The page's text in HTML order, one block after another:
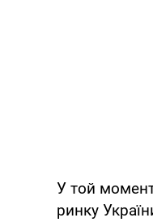
У той
ринку